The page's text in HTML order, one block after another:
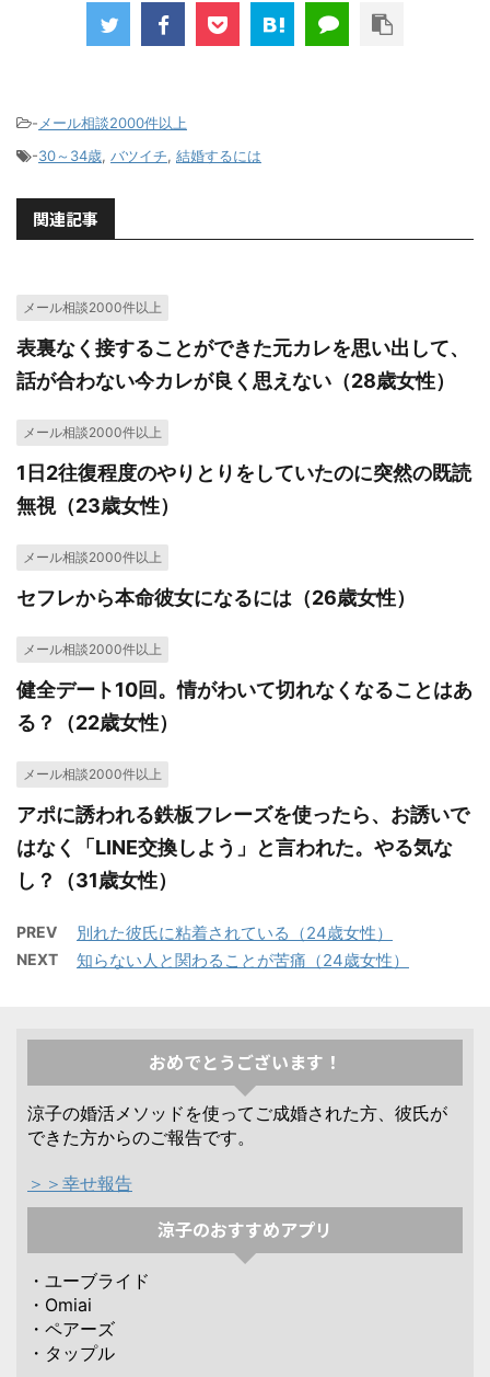
- メール相談2000件以上
-30～34歳, バツイチ, 結婚するには
関連記事
メール相談2000件以上
表裏なく接することができた元カレを思い出して、
話が合わない今カレが良く思えない（28歳女性）
メール相談2000件以上
1日2往復程度のやりとりをしていたのに突然の既読
無視（23歳女性）
メール相談2000件以上
セフレから本命彼女になるには（26歳女性）
メール相談2000件以上
健全デート10回。情がわいて切れなくなることはあ
る？（22歳女性）
メール相談2000件以上
アポに誘われる鉄板フレーズを使ったら、お誘いで
はなく「LINE交換しよう」と言われた。やる気な
し？（31歳女性）
PREV 別れた彼氏に粘着されている（24歳女性）
NEXT 知らない人と関わることが苦痛（24歳女性）
おめでとうございます！
涼子の婚活メソッドを使ってご成婚された方、彼氏が
できた方からのご報告です。
＞＞幸せ報告
涼子のおすすめアプリ
・ユーブライド
・Omiai
・ペアーズ
・タップル